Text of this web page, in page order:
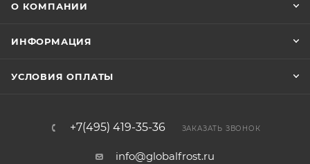
О КОМПАНИИ
ИНФОРМАЦИЯ
УСЛОВИЯ ОПЛАТЫ
+7(495) 419-35-36 ЗАКАЗАТЬ ЗВОНОК
info@globalfrost.ru